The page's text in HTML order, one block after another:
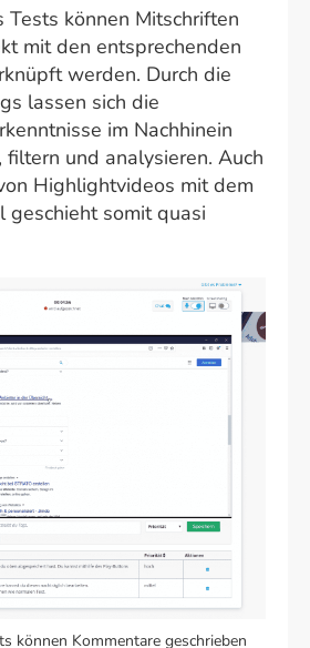
können Mitschriften
mit den entsprechenden
werden. Durch die
lassen sich die
im Nachhinein
filtern und analysieren. Auch
Highlightvideos mit dem
geschieht somit quasi
können Kommentare geschrieben